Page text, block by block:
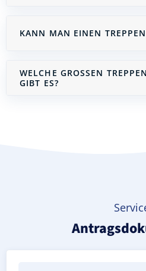
KANN MAN EINEN
WELCHE GROSSEN
IBT ES?